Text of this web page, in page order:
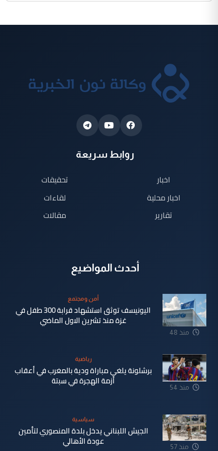
روابط سريعة
اخبار
اخبار محلية
تقارير
تحقيقات
لقاءات
مقالات
أحدث المواضيع
منذ 48
أمن ومجتمع
اليونيسف توثق استشهاد قرابة 300 طفل في
غزة منذ تشرين الاول الماضي
منذ 54
رياضية
برشلونة يلغي مباراة ودية بالمغرب في أعقاب
أزمة الهجرة في سبتة
منذ 57
سياسية
الجيش اللبناني يدخل بلدة المنصوري لتأمين
عودة الأهالي